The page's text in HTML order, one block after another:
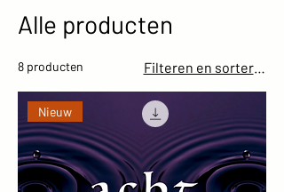
Alle producten
8 producten Filteren en sorteren
Nieuw